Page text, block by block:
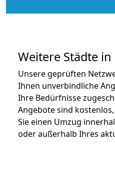
Weitere Städte
Unsere geprüften
Ihnen unverbindliche
Ihre Bedürfnisse
Angebote sind
Sie einen Umzug
oder außerhalb Ihres